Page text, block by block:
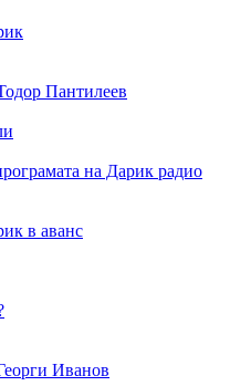
Пантилеев
на Дарик радио
в аванс
Иванов